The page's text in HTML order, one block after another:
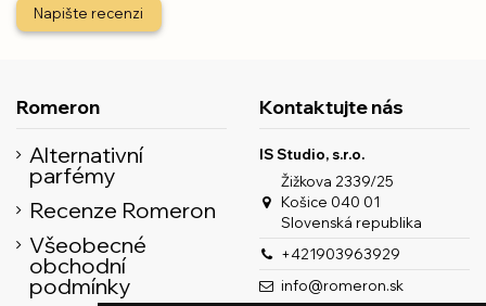
Napište recenzi
Romeron
Alternativní
parfémy
Recenze Romeron
Všeobecné
obchodní
podmínky
Kontaktujte nás
IS Studio, s.r.o.
Žižkova 2339/25
Košice 040 01
Slovenská republika
+421903963929
info@romeron.sk